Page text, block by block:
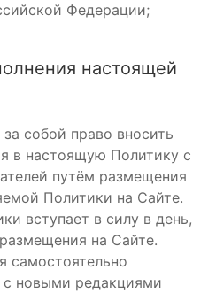
Федерации;
настоящей
за собой право вносить
в настоящую Политику с
путём размещения
Политики на Сайте.
вступает в силу в день,
на Сайте.
самостоятельно
с новыми редакциями